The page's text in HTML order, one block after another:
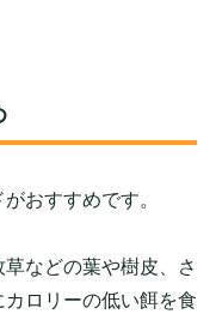
おすすめです。
などの葉や樹皮、さ
ロリーの低い餌を食